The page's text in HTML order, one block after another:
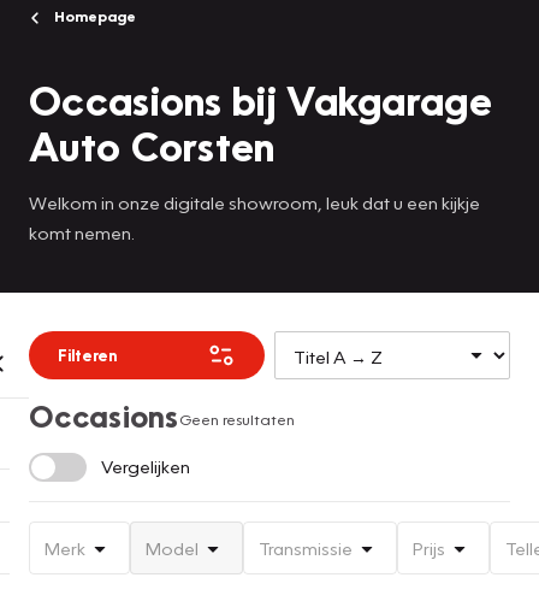
Homepage
Occasions bij Vakgarage
Auto Corsten
Welkom in onze digitale showroom, leuk dat u een kijkje
komt nemen.
Filteren
OccasionsGeen resultaten
Vergelijken
Merk Model Transmissie Prijs